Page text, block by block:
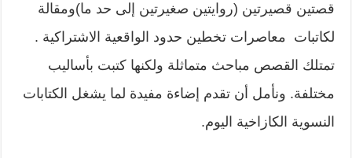
قصتين قصيرتين (روايتين صغيرتين إلى حد ما)ومقالة
لكاتبات معاصرات تخطين حدود الواقعية الاشتراكية .
تمتلك القصص مباحث متماثلة ولكنها كتبت بأساليب
مختلفة. ونأمل أن تقدم إضاءة مفيدة لما يشغل الكتابات
النسوية الكازاخية اليوم.